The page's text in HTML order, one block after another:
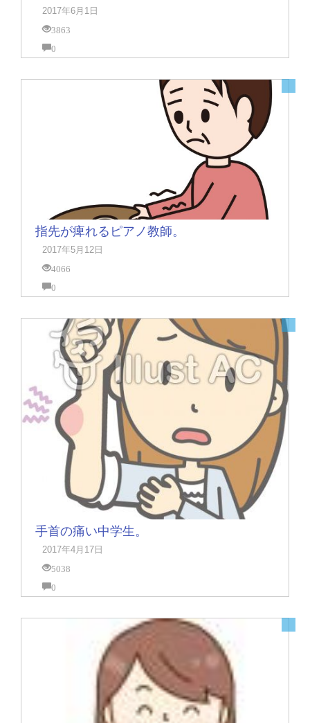
2017年6月1日
3863
0
指先が痺れるピアノ教師。
2017年5月12日
4066
0
手首の痛い中学生。
2017年4月17日
5038
0